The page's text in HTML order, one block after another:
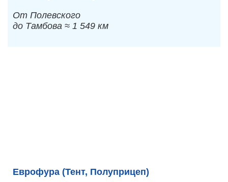
От Полевского
до Тамбова ≈ 1 549 км
Еврофура (Тент, Полуприцеп)